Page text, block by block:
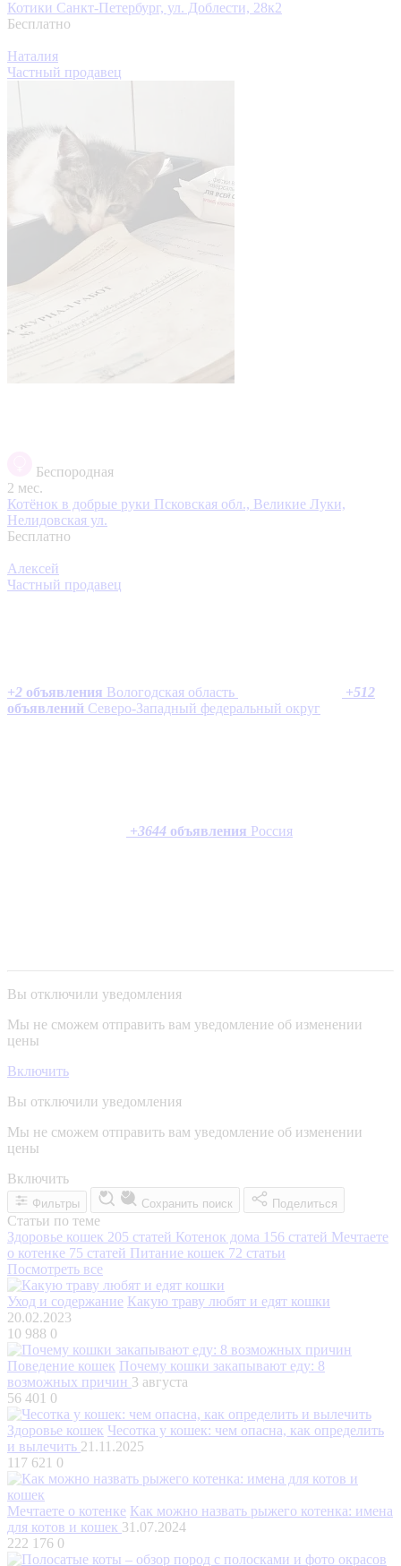
Котики Санкт-Петербург, ул. Доблести, 28к2
Бесплатно
Наталия
Частный продавец
Беспородная
2 мес.
Котёнок в добрые руки Псковская обл., Великие Луки,
Нелидовская ул.
Бесплатно
Алексей
Частный продавец
+2 объявления Вологодская область +512
объявлений Северо-Западный федеральный округ
+3644 объявления Россия
Вы отключили уведомления
Мы не сможем отправить вам уведомление об изменении
цены
Включить
Вы отключили уведомления
Мы не сможем отправить вам уведомление об изменении
цены
Включить
Фильтры Сохранить поиск Поделиться
Статьи по теме
Здоровье кошек 205 статей Котенок дома 156 статей Мечтаете
о котенке 75 статей Питание кошек 72 статьи
Посмотреть все
Уход и содержание Какую траву любят и едят кошки
20.02.2023
10 988 0
Поведение кошек Почему кошки закапывают еду: 8
возможных причин 3 августа
56 401 0
Здоровье кошек Чесотка у кошек: чем опасна, как определить
и вылечить 21.11.2025
117 621 0
Мечтаете о котенке Как можно назвать рыжего котенка: имена
для котов и кошек 31.07.2024
222 176 0